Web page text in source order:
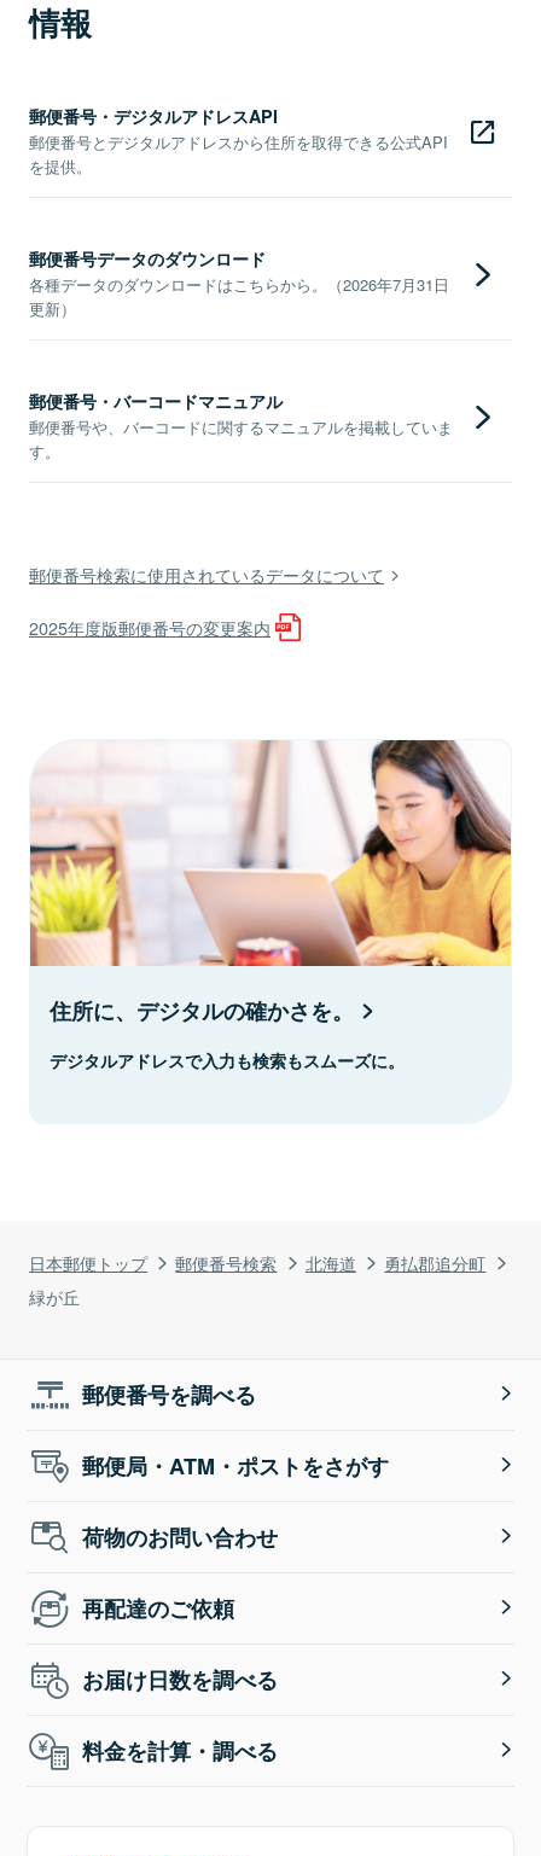
日本郵便トップ 郵便番号検索 北海道
勇払郡追分町
緑が丘
情報
郵便番号・デジタルアドレスAPI
郵便番号とデジタルアドレスから住所を取得できる公式API
を提供。
郵便番号データのダウンロード
各種データのダウンロードはこちらから。（2026年7月31日
更新）
郵便番号・バーコードマニュアル
郵便番号や、バーコードに関するマニュアルを掲載していま
す。
郵便番号検索に使用されているデータについて
2025年度版郵便番号の変更案内
住所に、デジタルの確かさを。
デジタルアドレスで入力も検索もスムーズに。
郵便番号を調べる
郵便局・ATM・ポストをさがす
荷物のお問い合わせ
再配達のご依頼
お届け日数を調べる
料金を計算・調べる